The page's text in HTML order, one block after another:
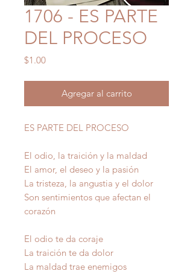
1706 - ES PARTE
DEL PROCESO
$1.00Precio
Agregar al carrito
ES PARTE DEL PROCESO
El odio, la traición y la maldad
El amor, el deseo y la pasión
La tristeza, la angustia y el dolor
Son sentimientos que afectan el
corazón
El odio te da coraje
La traición te da dolor
La maldad trae enemigos